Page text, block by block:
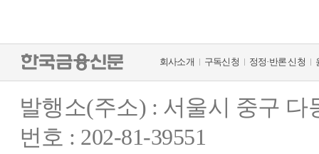
회사소개 구독신청 정정·반론 신청
발행소(주소) : 서울시 중구
번호 : 202-81-39551